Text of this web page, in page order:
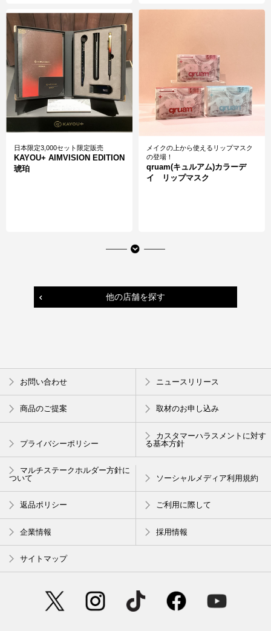
日本限定3,000セット限定販売
KAYOU+ AIMVISION EDITION
琥珀
メイクの上から使えるリップマスク
の登場！
qruam(キュルアム)カラーデ
イ リップマスク
SHOKZ オープンイヤー・骨
伝導イヤホン
し系ジョークグッズ
見た目は完全に豆腐！『ぷにっ
こ 木綿豆腐』スクイーズ
イラストレーターやデザイナーが手
掛ける、持っているだけで気分が上
medicube × FOREVER:CHERRY
他の店舗を探す
お問い合わせ ニュースリリース
商品のご提案 取材のお申し込み
プライバシーポリシー
カスタマーハラスメントに対す
る基本方針
マルチステークホルダー方針に
ついて
ソーシャルメディア利用規約
返品ポリシー ご利用に際して
企業情報 採用情報
サイトマップ